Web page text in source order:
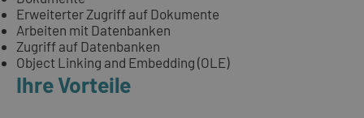
Erweiterter Zugriff auf Dokumente
Arbeiten mit Datenbanken
Zugriff auf Datenbanken
Object Linking and Embedding (OLE)
Ihre Vorteile